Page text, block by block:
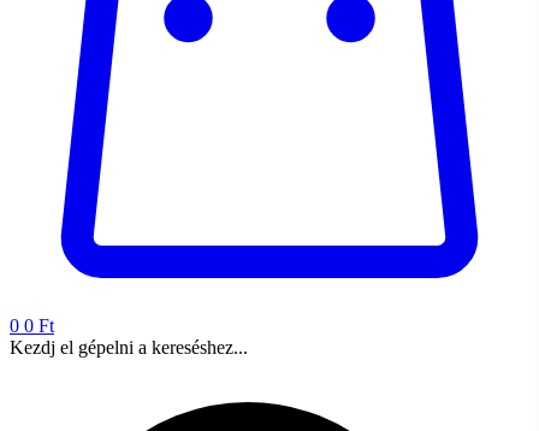
0 0 Ft
Kezdj el gépelni a kereséshez...